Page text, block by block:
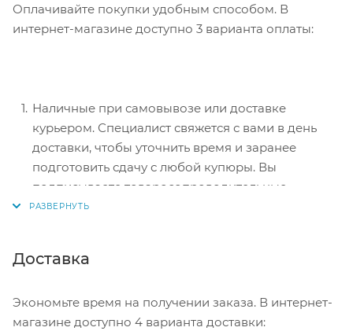
Оплачивайте покупки удобным способом. В
интернет-магазине доступно 3 варианта оплаты:
Наличные при самовывозе или доставке
курьером. Специалист свяжется с вами в день
доставки, чтобы уточнить время и заранее
подготовить сдачу с любой купюры. Вы
подписываете товаросопроводительные
документы, вносите денежные средства,
перенаправит вас на сервер системы ASSIST.
Доставка
Экономьте время на получении заказа. В интернет-
магазине доступно 4 варианта доставки: